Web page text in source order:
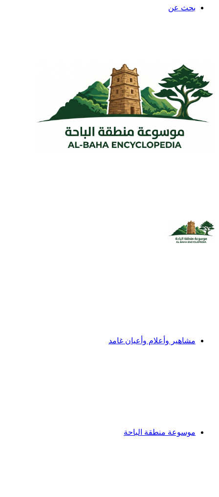
بحث عن
مشاهير وأعلام وأعيان غامد
موسوعة منطقة الباحة